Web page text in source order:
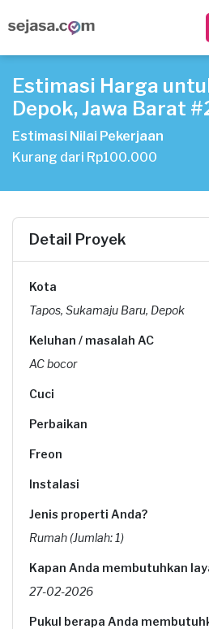
Estimasi Harga
Depok, Jawa Barat
Estimasi Nilai Pekerjaan
Kurang dari Rp100.000
Detail Proyek
Kota
Tapos, Sukamaju Baru, Depok
Keluhan / masalah AC
AC bocor
Cuci
Perbaikan
Freon
Instalasi
Jenis properti Anda?
Rumah (Jumlah: 1)
Kapan Anda membutuhkan
27-02-2026
Pukul berapa Anda